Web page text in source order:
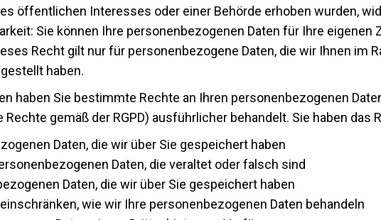
öffentlichen Interesses oder einer Behörde erhoben wurden,
Sie können Ihre personenbezogenen Daten für Ihre
Recht gilt nur für personenbezogene Daten, die wir Ihnen im
haben.
haben Sie bestimmte Rechte an Ihren personenbezogenen
Rechte gemäß der RGPD) ausführlicher behandelt. Sie haben das
Daten, die wir über Sie gespeichert haben
Daten, die veraltet oder falsch sind
Daten, die wir über Sie gespeichert haben
wie wir Ihre personenbezogenen Daten behandeln